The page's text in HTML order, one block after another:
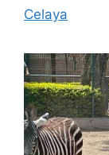
Celaya